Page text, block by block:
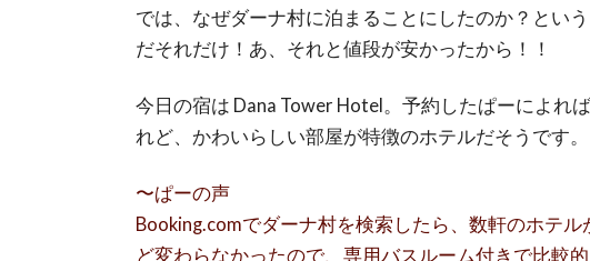
では、なぜダーナ村に泊まることにしたのか？とい
だそれだけ！あ、それと値段が安かったから！！
今日の宿は Dana Tower Hotel。予約したぱーによれ
れど、かわいらしい部屋が特徴のホテルだそうです。
〜ぱーの声
Booking.comでダーナ村を検索したら、数軒のホテ
ど変わらなかったので、専用バスルーム付きで比較